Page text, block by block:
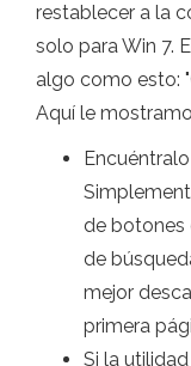
restablecer a la
solo para Win 7.
algo como esto:
Aquí le
de botones
de
mejor
primera
Si la